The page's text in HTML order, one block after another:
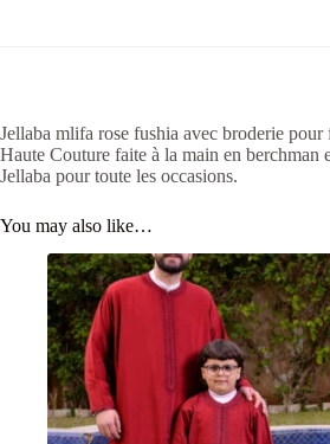
Jellaba mlifa rose fushia avec broderie pour
Haute Couture faite à la main en berchman
Jellaba pour toute les occasions.
You may also like…